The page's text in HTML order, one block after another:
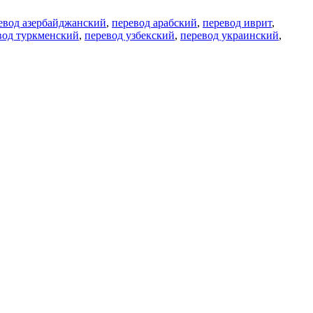
азербайджанский, перевод арабский, перевод иврит,
туркменский, перевод узбекский, перевод украинский,